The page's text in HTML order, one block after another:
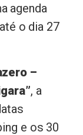
agenda
o dia 27
–
, a
e os 30